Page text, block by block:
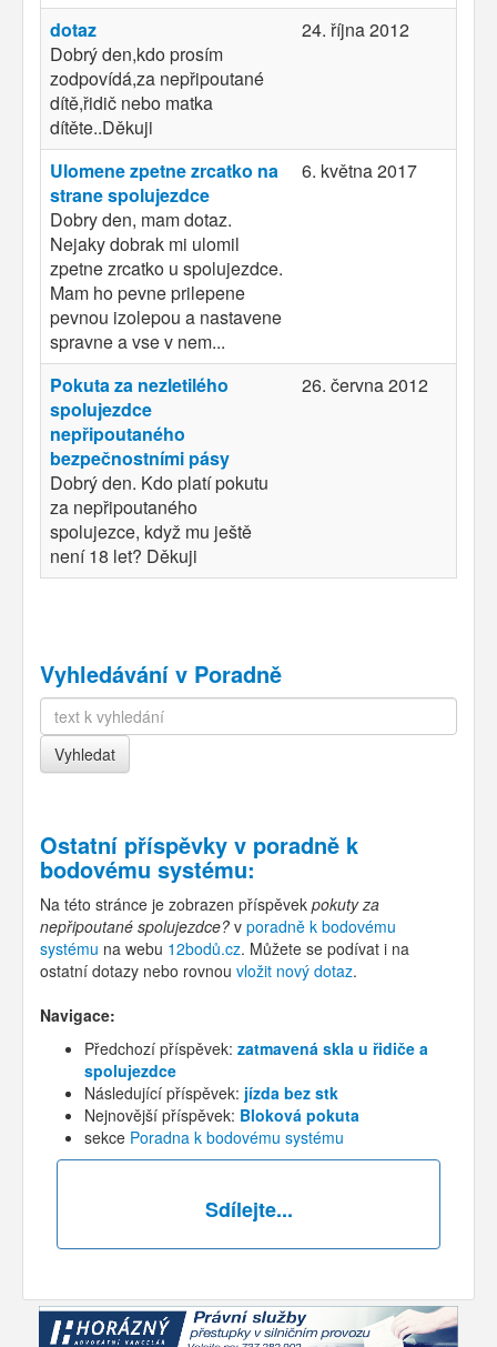
dotaz
Dobrý den,kdo prosím
zodpovídá,za nepřipoutané
dítě,řidič nebo matka
dítěte..Děkuji
24. října 2012
Ulomene zpetne zrcatko na
strane spolujezdce
Dobry den, mam dotaz.
Nejaky dobrak mi ulomil
zpetne zrcatko u spolujezdce.
Mam ho pevne prilepene
pevnou izolepou a nastavene
spravne a vse v nem...
6. května 2017
Pokuta za nezletilého
spolujezdce
nepřipoutaného
bezpečnostními pásy
Dobrý den. Kdo platí pokutu
za nepřipoutaného
spolujezce, když mu ještě
není 18 let? Děkuji
26. června 2012
Vyhledávání v Poradně
Ostatní příspěvky v poradně k
bodovému systému:
Na této stránce je zobrazen příspěvek pokuty za
nepřipoutané spolujezdce? v poradně k bodovému
systému na webu 12bodů.cz. Můžete se podívat i na
ostatní dotazy nebo rovnou vložit nový dotaz.
Navigace:
Předchozí příspěvek: zatmavená skla u řidiče a
spolujezdce
Následující příspěvek: jízda bez stk
Nejnovější příspěvek: Bloková pokuta
sekce Poradna k bodovému systému
Sdílejte...